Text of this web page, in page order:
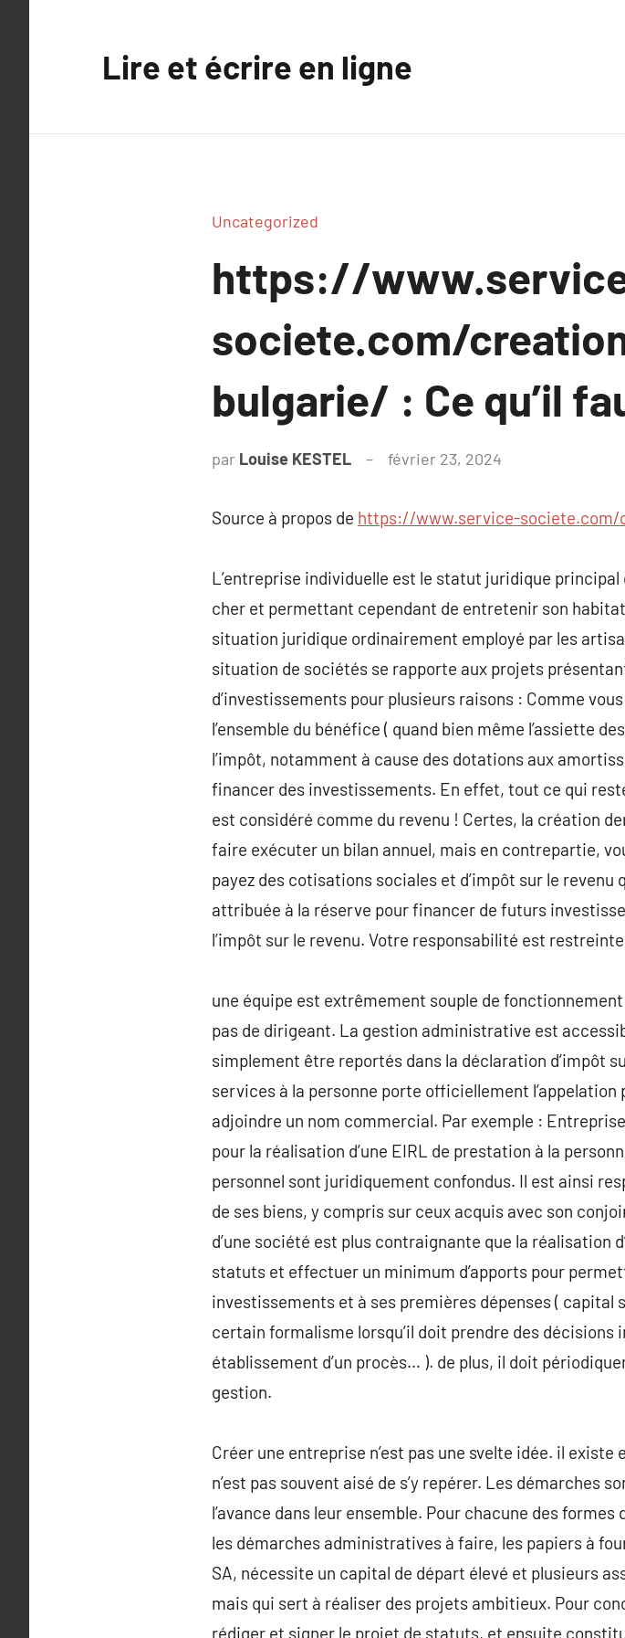
Lire et écrire en ligne
Uncategorized
https://
societe.com/
bulgarie/ : Ce qu’il
par Louise KESTEL février 23, 2024
Source à propos de https://www.service-
L’entreprise individuelle est le statut juridique
cher et permettant cependant de entretenir son
situation juridique ordinairement employé par les
situation de sociétés se rapporte aux projets
d’investissements pour plusieurs raisons : Comme
l’ensemble du bénéfice ( quand bien même l’assiette
l’impôt, notamment à cause des dotations aux
financer des investissements. En effet, tout ce qui
est considéré comme du revenu ! Certes, la création
faire exécuter un bilan annuel, mais en contrepartie,
payez des cotisations sociales et d’impôt sur le
attribuée à la réserve pour financer de futurs
l’impôt sur le revenu. Votre responsabilité est
une équipe est extrêmement souple de
pas de dirigeant. La gestion administrative est
simplement être reportés dans la déclaration d’impôt
services à la personne porte officiellement
adjoindre un nom commercial. Par exemple :
pour la réalisation d’une EIRL de prestation à la
personnel sont juridiquement confondus. Il est ainsi
de ses biens, y compris sur ceux acquis avec son
d’une société est plus contraignante que la réalisation
statuts et effectuer un minimum d’apports pour
investissements et à ses premières dépenses ( capital
certain formalisme lorsqu’il doit prendre des décisions
établissement d’un procès… ). de plus, il doit
gestion.
Créer une entreprise n’est pas une svelte idée. il
n’est pas souvent aisé de s’y repérer. Les démarches
l’avance dans leur ensemble. Pour chacune des
les démarches administratives à faire, les papiers à
SA, nécessite un capital de départ élevé et plusieurs
mais qui sert à réaliser des projets ambitieux. Pour
rédiger et signer le projet de statuts, et ensuite